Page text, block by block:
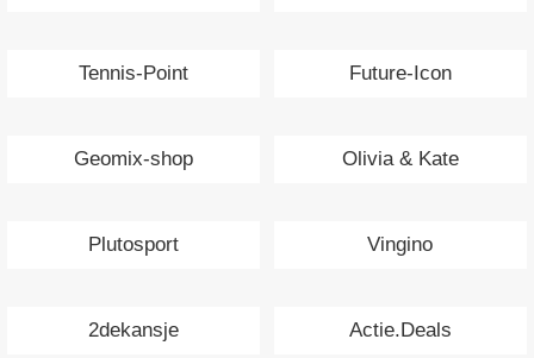
Tennis-Point Future-Icon
Geomix-shop Olivia & Kate
Plutosport Vingino
2dekansje Actie.Deals